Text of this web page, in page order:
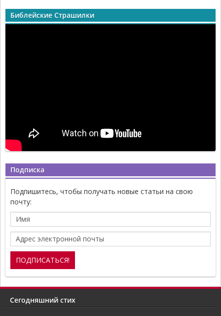
Библейские Страшилки
Подписка
Подпишитесь, чтобы получать новые статьи на свою
почту:
Сегодняшний стих